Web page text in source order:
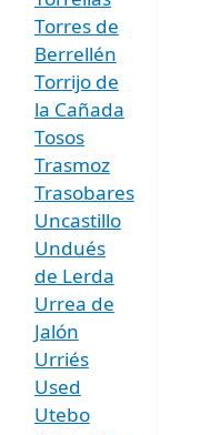
Torres de
Berrellén
Torrijo de
la Cañada
Tosos
Trasmoz
Trasobares
Uncastillo
Undués
de Lerda
Urrea de
Jalón
Urriés
Used
Utebo